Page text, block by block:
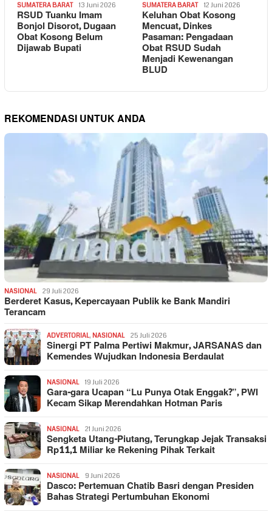
SUMATERA BARAT 13 Juni 2026
RSUD Tuanku Imam
Bonjol Disorot, Dugaan
Obat Kosong Belum
Dijawab Bupati
SUMATERA BARAT 12 Juni 2026
Keluhan Obat Kosong
Mencuat, Dinkes
Pasaman: Pengadaan
Obat RSUD Sudah
Menjadi Kewenangan
BLUD
REKOMENDASI UNTUK ANDA
NASIONAL 29 Juli 2026
Berderet Kasus, Kepercayaan Publik ke Bank Mandiri
Terancam
ADVERTORIAL, NASIONAL 25 Juli 2026
Sinergi PT Palma Pertiwi Makmur, JARSANAS dan
Kemendes Wujudkan Indonesia Berdaulat
NASIONAL 19 Juli 2026
Gara-gara Ucapan “Lu Punya Otak Enggak?”, PWI
Kecam Sikap Merendahkan Hotman Paris
NASIONAL 21 Juni 2026
Sengketa Utang-Piutang, Terungkap Jejak Transaksi
Rp11,1 Miliar ke Rekening Pihak Terkait
NASIONAL 9 Juni 2026
Dasco: Pertemuan Chatib Basri dengan Presiden
Bahas Strategi Pertumbuhan Ekonomi